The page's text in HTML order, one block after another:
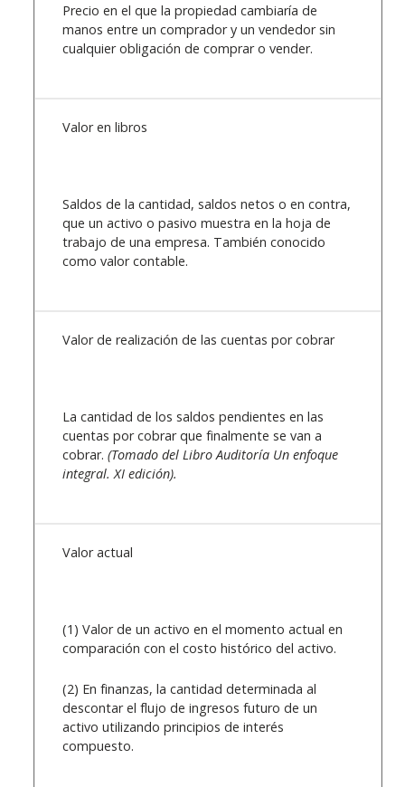
Precio en el que la propiedad cambiaría de
manos entre un comprador y un vendedor sin
cualquier obligación de comprar o vender.
Valor en libros
Saldos de la cantidad, saldos netos o en contra,
que un activo o pasivo muestra en la hoja de
trabajo de una empresa. También conocido
como valor contable.
Valor de realización de las cuentas por cobrar
La cantidad de los saldos pendientes en las
cuentas por cobrar que finalmente se van a
cobrar. (Tomado del Libro Auditoría Un enfoque
integral. XI edición).
Valor actual
(1) Valor de un activo en el momento actual en
comparación con el costo histórico del activo.
(2) En finanzas, la cantidad determinada al
descontar el flujo de ingresos futuro de un
activo utilizando principios de interés
compuesto.